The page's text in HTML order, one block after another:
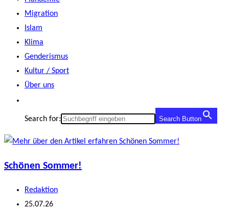
Migration
Islam
Klima
Genderismus
Kultur / Sport
Über uns
Search for: Search Button
Schönen Sommer!
Beitrags-
Autor:
Redaktion
Beitrag
25.07.26